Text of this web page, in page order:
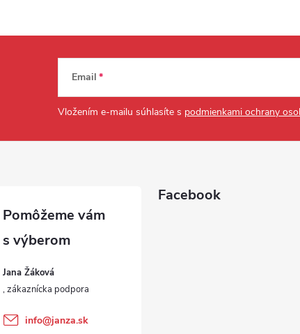
Email
Vložením e-mailu súhlasíte s podmienkami ochrany
Jana Žáková
info@janza.sk
Facebook